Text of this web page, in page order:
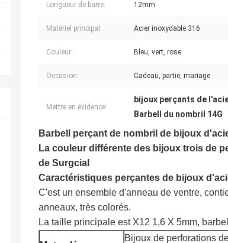
Longueur de barre: 12mm
Matériel principal: Acier inoxydable 316
Couleur: Bleu, vert, rose
Occasion: Cadeau, partie, mariage
Mettre en évidence:
bijoux perçants de
Barbell du nombril 14G
Barbell perçant de nombril de bijoux
La couleur différente des bijoux trois de
de Surgcial
Caractéristiques perçantes de bijoux
C'est un ensemble d'anneau de ventre,
anneaux, très colorés.
La taille principale est X12 1,6 X 5mm,
Bijoux de perforations